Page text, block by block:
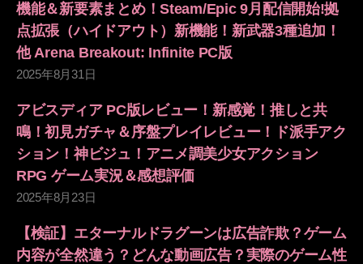
機能＆新要素まとめ！Steam/Epic 9月配信開始!拠
点拡張（ハイドアウト）新機能！新武器3種追加！
他 Arena Breakout: Infinite PC版
2025年8月31日
アビスディア PC版レビュー！新感覚！推しと共
鳴！初見ガチャ＆序盤プレイレビュー！ド派手アク
ション！神ビジュ！アニメ調美少女アクション
RPG ゲーム実況＆感想評価
2025年8月23日
【検証】エターナルドラグーンは広告詐欺？ゲーム
内容が全然違う？どんな動画広告？実際のゲーム性